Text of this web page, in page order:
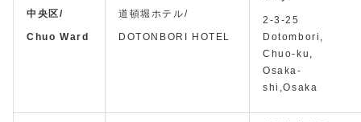
中央区/
Chuo Ward
道頓堀ホテル/
DOTONBORI HOTEL
2-3-25
Dotombori,
Chuo-ku,
Osaka-
shi,Osaka